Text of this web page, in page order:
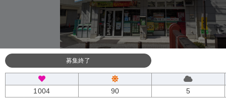
募集終了
1004 90 5